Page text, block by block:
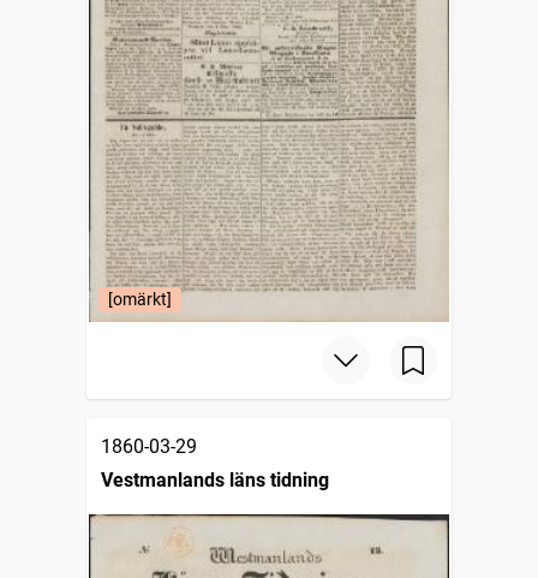
[omärkt]
1860-03-29
Vestmanlands läns tidning